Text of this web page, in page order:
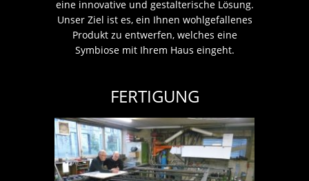
eine innovative und gestalterische Lösung.
Unser Ziel ist es, ein Ihnen wohlgefallenes
Produkt zu entwerfen, welches eine
Symbiose mit Ihrem Haus eingeht.
FERTIGUNG